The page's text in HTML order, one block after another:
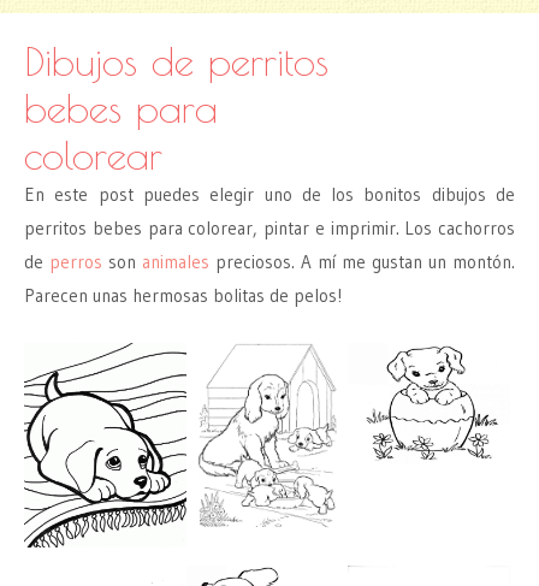
Dibujos de perritos
bebes para
colorear
En este post puedes elegir uno de los bonitos dibujos de
perritos bebes para colorear, pintar e imprimir. Los cachorros
de perros son animales preciosos. A mí me gustan un montón.
Parecen unas hermosas bolitas de pelos!